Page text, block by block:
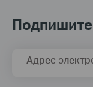
Адрес